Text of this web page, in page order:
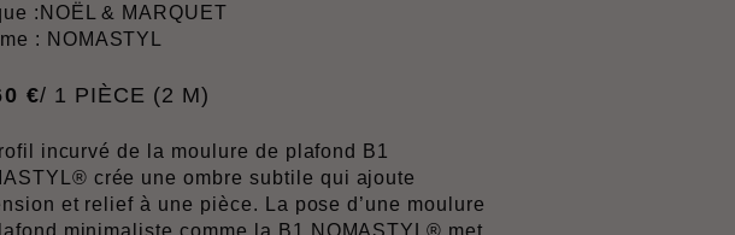
: NOËL & MARQUET
: NOMASTYL
€/ 1 PIÈCE (2 M)
incurvé de la moulure de plafond B1
crée une ombre subtile qui ajoute
et relief à une pièce. La pose d’une moulure
minimaliste comme la B1 NOMASTYL® met